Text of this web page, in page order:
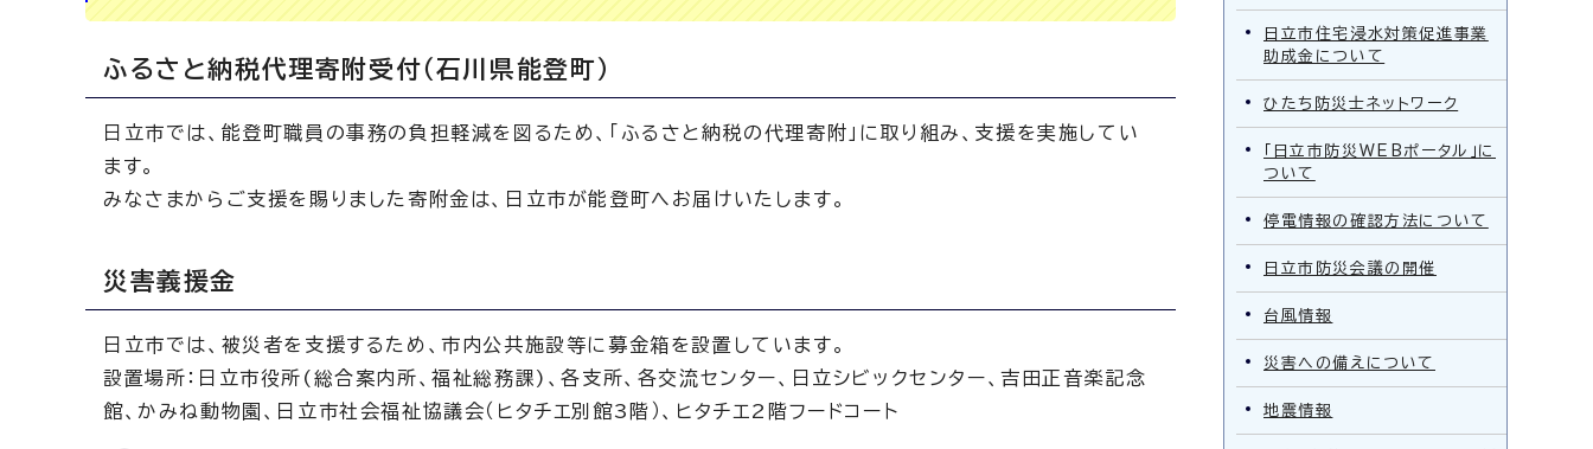
ふるさと納税代理寄附受付（石川県能登町）
日立市では、能登町職員の事務の負担軽減を図るため、「ふるさと納税の代理寄附」に取り組み、支援を実施してい
ます。
みなさまからご支援を賜りました寄附金は、日立市が能登町へお届けいたします。
災害義援金
日立市では、被災者を支援するため、市内公共施設等に募金箱を設置しています。
設置場所：日立市役所(総合案内所、福祉総務課)、各支所、各交流センター、日立シビックセンター、吉田正音楽記念
館、かみね動物園、日立市社会福祉協議会（ヒタチエ別館3階）、ヒタチエ2階フードコート
日立市住宅浸水対策促進事業
助成金について
ひたち防災士ネットワーク
「日立市防災WEBポータル」に
ついて
停電情報の確認方法について
日立市防災会議の開催
台風情報
災害への備えについて
地震情報